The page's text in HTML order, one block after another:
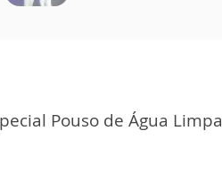
Pouso de Água